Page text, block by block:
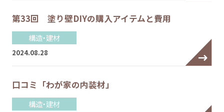
第33回 塗り壁DIYの購入アイテムと費用
構造・建材
2024.08.28
口コミ「わが家の内装材」
構造・建材